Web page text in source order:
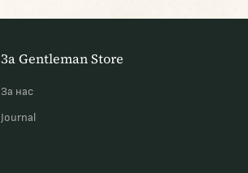
За Gentleman Store
За наc
Journal